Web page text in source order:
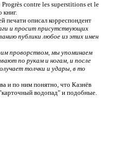
contre les superstitions et le
книг.
печати описал корреспондент
и просит присутствующих
публики любое из этих имен
проворством, мы упоминаем
по рукам и ногам, и после
толчки и удары, в то
и по ним понятно, что Казнёв
водопад" и подобные.